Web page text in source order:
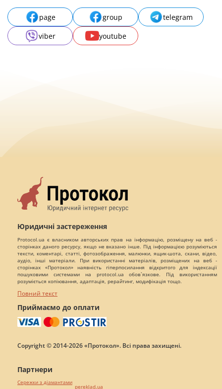
page group
telegram
viber
youtube
Юридичні застереження
Protocol.ua є власником авторських прав на інформацію, розміщену на веб -
сторінках даного ресурсу, якщо не вказано інше. Під інформацією розуміються
тексти, коментарі, статті, фотозображення, малюнки, ящик-шота, скани, відео,
аудіо, інші матеріали. При використанні матеріалів, розміщених на веб -
сторінках «Протокол» наявність гіперпосилання відкритого для індексації
пошуковими системами на protocol.ua обов`язкове. Під використанням
розуміється копіювання, адаптація, рерайтинг, модифікація тощо.
Повний текст
Приймаємо до оплати
Copyright © 2014-2026 «Протокол». Всі права захищені.
Партнери
Сережки з діамантами
pereklad.ua